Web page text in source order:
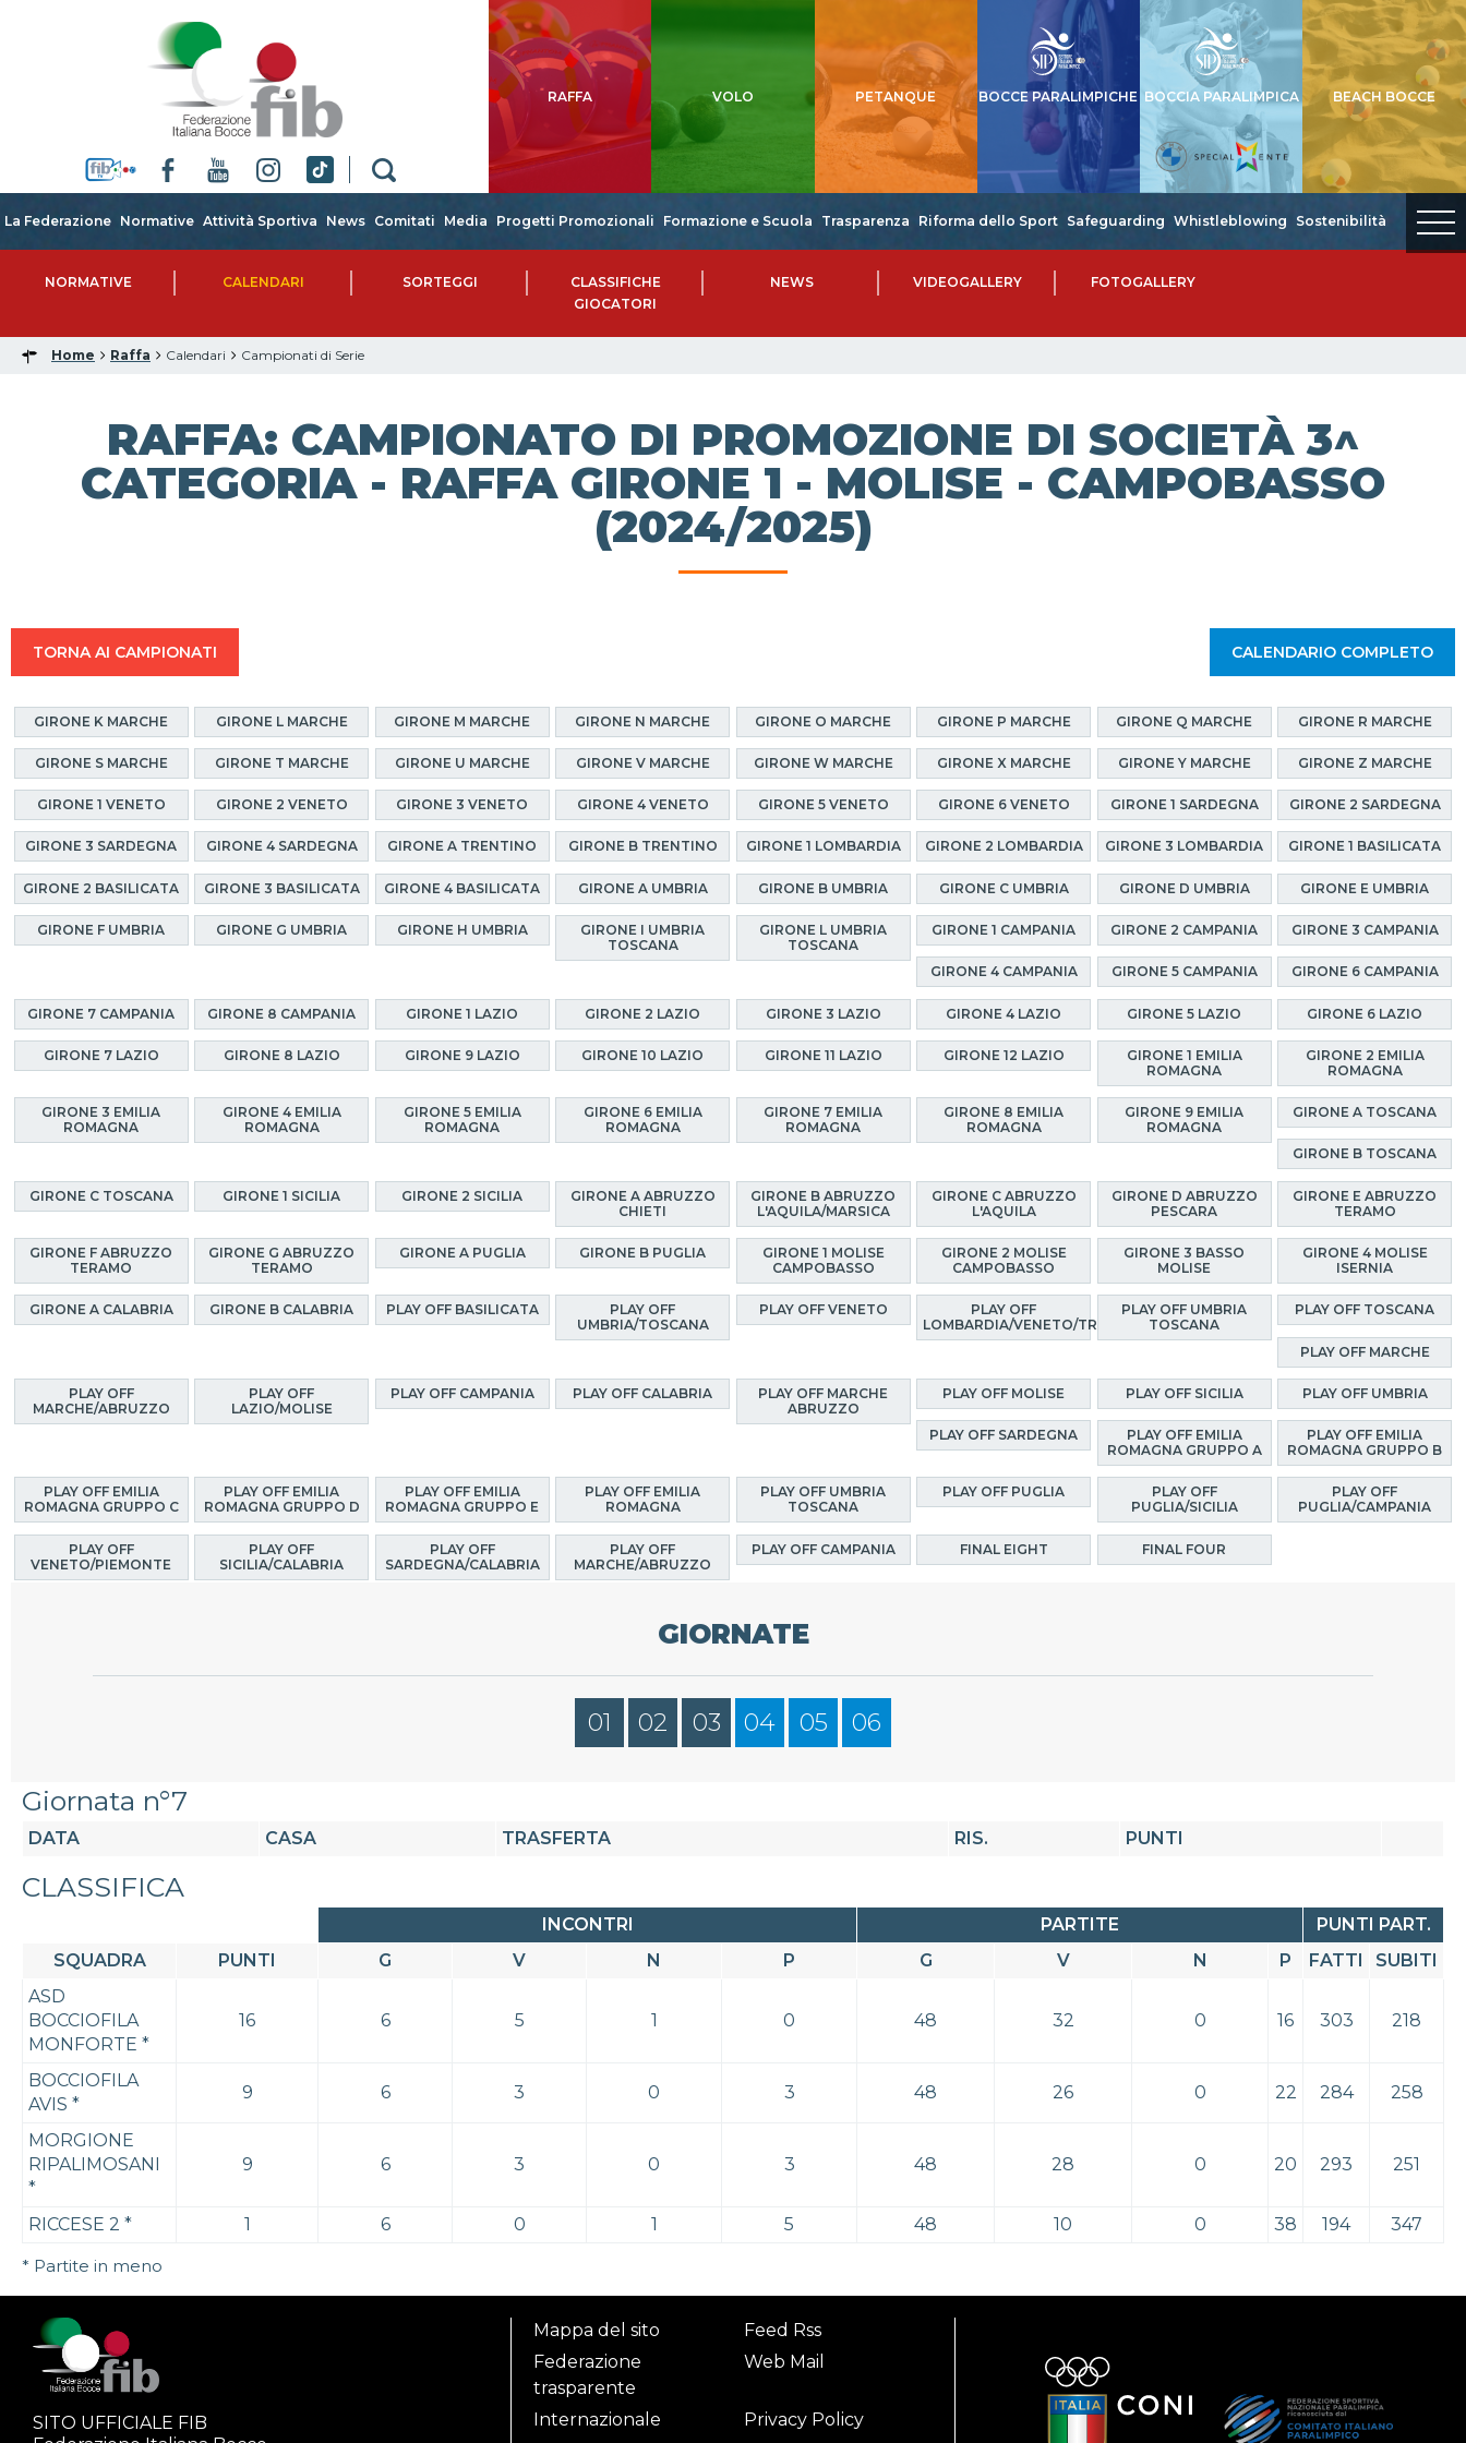
RAFFA VOLO PETANQUE BOCCE PARALIMPICHE BOCCIA PARALIMPICA BEACH BOCCE
La Federazione Normative Attività Sportiva News Comitati Media Progetti Promozionali Formazione e Scuola Trasparenza Riforma dello Sport Safeguarding Whistleblowing Sostenibilità
NORMATIVE CALENDARI SORTEGGI
CLASSIFICHE
GIOCATORI
NEWS VIDEOGALLERY FOTOGALLERY
Home Raffa Calendari Campionati di Serie
RAFFA: CAMPIONATO DI PROMOZIONE DI SOCIETÀ 3^
CATEGORIA - RAFFA GIRONE 1 - MOLISE - CAMPOBASSO
(2024/2025)
TORNA AI CAMPIONATI CALENDARIO COMPLETO
GIRONE K MARCHE GIRONE L MARCHE GIRONE M MARCHE GIRONE N MARCHE GIRONE O MARCHE GIRONE P MARCHE GIRONE Q MARCHE GIRONE R MARCHE
GIRONE S MARCHE GIRONE T MARCHE GIRONE U MARCHE GIRONE V MARCHE GIRONE W MARCHE GIRONE X MARCHE GIRONE Y MARCHE GIRONE Z MARCHE
GIRONE 1 VENETO GIRONE 2 VENETO GIRONE 3 VENETO GIRONE 4 VENETO GIRONE 5 VENETO GIRONE 6 VENETO GIRONE 1 SARDEGNA GIRONE 2 SARDEGNA
GIRONE 3 SARDEGNA GIRONE 4 SARDEGNA GIRONE A TRENTINO GIRONE B TRENTINO GIRONE 1 LOMBARDIA GIRONE 2 LOMBARDIA GIRONE 3 LOMBARDIA GIRONE 1 BASILICATA
GIRONE 2 BASILICATA GIRONE 3 BASILICATA GIRONE 4 BASILICATA GIRONE A UMBRIA GIRONE B UMBRIA GIRONE C UMBRIA GIRONE D UMBRIA GIRONE E UMBRIA
GIRONE F UMBRIA GIRONE G UMBRIA GIRONE H UMBRIA
GIRONE I UMBRIA
TOSCANA
GIRONE L UMBRIA
TOSCANA
GIRONE 1 CAMPANIA GIRONE 2 CAMPANIA GIRONE 3 CAMPANIA
GIRONE 4 CAMPANIA GIRONE 5 CAMPANIA GIRONE 6 CAMPANIA
GIRONE 7 CAMPANIA GIRONE 8 CAMPANIA GIRONE 1 LAZIO GIRONE 2 LAZIO GIRONE 3 LAZIO GIRONE 4 LAZIO GIRONE 5 LAZIO GIRONE 6 LAZIO
GIRONE 7 LAZIO GIRONE 8 LAZIO GIRONE 9 LAZIO GIRONE 10 LAZIO GIRONE 11 LAZIO GIRONE 12 LAZIO
GIRONE 1 EMILIA
ROMAGNA
GIRONE 2 EMILIA
ROMAGNA
GIRONE 3 EMILIA
ROMAGNA
GIRONE 4 EMILIA
ROMAGNA
GIRONE 5 EMILIA
ROMAGNA
GIRONE 6 EMILIA
ROMAGNA
GIRONE 7 EMILIA
ROMAGNA
GIRONE 8 EMILIA
ROMAGNA
GIRONE 9 EMILIA
ROMAGNA
GIRONE A TOSCANA
GIRONE B TOSCANA
GIRONE C TOSCANA GIRONE 1 SICILIA GIRONE 2 SICILIA
GIRONE A ABRUZZO
CHIETI
GIRONE B ABRUZZO
L'AQUILA/MARSICA
GIRONE C ABRUZZO
L'AQUILA
GIRONE D ABRUZZO
PESCARA
GIRONE E ABRUZZO
TERAMO
GIRONE F ABRUZZO
TERAMO
GIRONE G ABRUZZO
TERAMO
GIRONE A PUGLIA GIRONE B PUGLIA
GIRONE 1 MOLISE
CAMPOBASSO
GIRONE 2 MOLISE
CAMPOBASSO
GIRONE 3 BASSO
MOLISE
GIRONE 4 MOLISE
ISERNIA
GIRONE A CALABRIA GIRONE B CALABRIA PLAY OFF BASILICATA
PLAY OFF
UMBRIA/TOSCANA
PLAY OFF VENETO
PLAY OFF
LOMBARDIA/VENETO/TRENTINO
PLAY OFF UMBRIA
TOSCANA
PLAY OFF TOSCANA
PLAY OFF MARCHE
PLAY OFF
MARCHE/ABRUZZO
PLAY OFF
LAZIO/MOLISE
PLAY OFF CAMPANIA PLAY OFF CALABRIA
PLAY OFF MARCHE
ABRUZZO
PLAY OFF MOLISE PLAY OFF SICILIA PLAY OFF UMBRIA
PLAY OFF SARDEGNA
PLAY OFF EMILIA
ROMAGNA GRUPPO A
PLAY OFF EMILIA
ROMAGNA GRUPPO B
PLAY OFF EMILIA
ROMAGNA GRUPPO C
PLAY OFF EMILIA
ROMAGNA GRUPPO D
PLAY OFF EMILIA
ROMAGNA GRUPPO E
PLAY OFF EMILIA
ROMAGNA
PLAY OFF UMBRIA
TOSCANA
PLAY OFF PUGLIA
PLAY OFF
PUGLIA/SICILIA
PLAY OFF
PUGLIA/CAMPANIA
PLAY OFF
VENETO/PIEMONTE
PLAY OFF
SICILIA/CALABRIA
PLAY OFF
SARDEGNA/CALABRIA
PLAY OFF
MARCHE/ABRUZZO
PLAY OFF CAMPANIA FINAL EIGHT FINAL FOUR
GIORNATE
01 02 03 04 05 06
Giornata n°7
DATA CASA TRASFERTA RIS. PUNTI
CLASSIFICA
INCONTRI PARTITE
PUNTI PART.
SQUADRA
PUNTI G V N P G V N P FATTI
SUBITI
ASD
BOCCIOFILA
MONFORTE *
16 6 5 1 0 48 32 0 16 303 218
BOCCIOFILA
AVIS *
9 6 3 0 3 48 26 0 22 284 258
MORGIONE
RIPALIMOSANI
*
9 6 3 0 3 48 28 0 20 293 251
RICCESE 2 * 1 6 0 1 5 48 10 0 38 194
347
* Partite in meno
SITO UFFICIALE FIB
Mappa del sito
Feed Rss
Federazione
trasparente
Web Mail
Internazionale
Privacy Policy